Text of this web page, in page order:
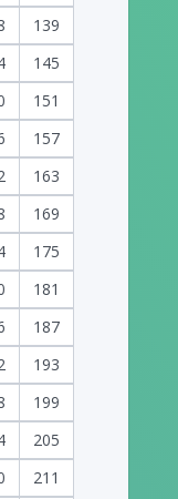
139
145
151
157
163
169
175
181
187
193
199
205
211